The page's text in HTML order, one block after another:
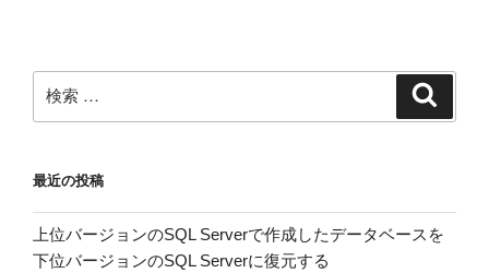
搬
送
と
最
高
気
索:
最近の投稿
上位バージョンのSQL Serverで作成したデータベースを
下位バージョンのSQL Serverに復元する